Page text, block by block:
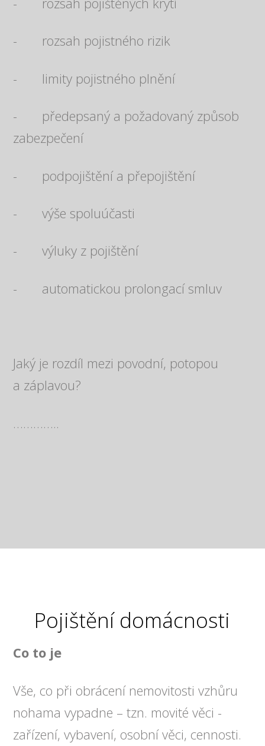
- rozsah pojistného rizik
- limity pojistného plnění
- předepsaný a požadovaný způsob
zabezpečení
- podpojištění a přepojištění
- výše spoluúčasti
- výluky z pojištění
- automatickou prolongací smluv
Jaký je rozdíl mezi povodní, potopou
a záplavou?
…………..
Pojištění domácnosti
Co to je
Vše, co při obrácení nemovitosti vzhůru
nohama vypadne – tzn. movité věci -
zařízení, vybavení, osobní věci, cennosti.